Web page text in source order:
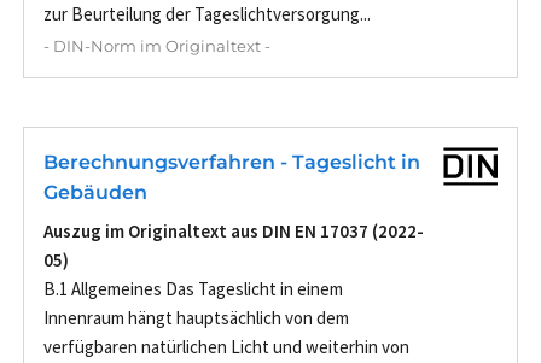
zur Beurteilung der Tageslichtversorgung...
- DIN-Norm im Originaltext -
Berechnungsverfahren - Tageslicht in
Gebäuden
Auszug im Originaltext aus DIN EN 17037 (2022-
05)
B.1 Allgemeines Das Tageslicht in einem
Innenraum hängt hauptsächlich von dem
verfügbaren natürlichen Licht und weiterhin von